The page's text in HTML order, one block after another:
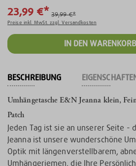
BESCHREIBUNG
Umhängetasche E&N Jeanna klein,
Patch
Jeden Tag ist sie an unserer Seite -
Jeanna ist unsere wunderschöne
Optik mit längenverstellbarem,
Umhängeriemen, die Ihre
23,99 €* 39,99 €*
Preise inkl. MwSt. zzgl. Versandkosten
IN DEN WARENKORB